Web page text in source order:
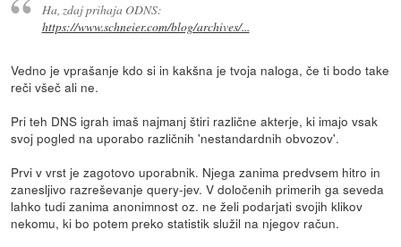
Ha, zdaj prihaja ODNS:
https://www.schneier.com/blog/archives/...
Vedno je vprašanje kdo si in kakšna je tvoja naloga, če ti bodo take
reči všeč ali ne.
Pri teh DNS igrah imaš najmanj štiri različne akterje, ki imajo vsak
svoj pogled na uporabo različnih 'nestandardnih obvozov'.
Prvi v vrst je zagotovo uporabnik. Njega zanima predvsem hitro in
zanesljivo razreševanje query-jev. V določenih primerih ga seveda
lahko tudi zanima anonimnost oz. ne želi podarjati svojih klikov
nekomu, ki bo potem preko statistik služil na njegov račun.